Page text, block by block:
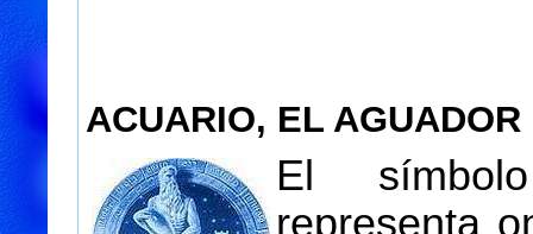
ACUARIO, EL AGUADOR
El
representa